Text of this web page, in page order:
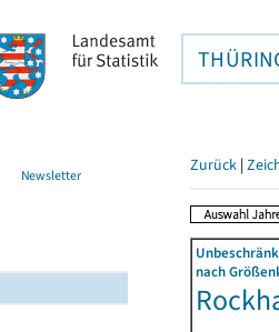
Newsletter Zurück |
nach